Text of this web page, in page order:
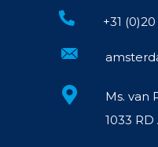
+31
Ms. van
1033